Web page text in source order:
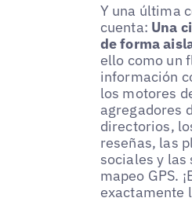
Y una última
cuenta: Una
de forma
ello como un
información
los motores
agregadores
directorios,
reseñas, las
sociales y las
mapeo GPS.
exactamente